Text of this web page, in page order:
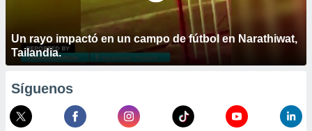
Un rayo impactó en un campo de fútbol en Narathiwat,
Tailandia.
Síguenos